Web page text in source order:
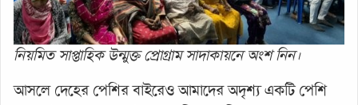
নিয়মিত সাপ্তাহিক উন্মুক্ত প্রোগ্রাম সাদাকায়নে অংশ নিন।
আসলে দেহের পেশির বাইরেও আমাদের অদৃশ্য একটি পেশি